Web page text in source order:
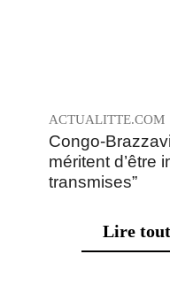
Congo-
méritent d’être
transmises”
Lire